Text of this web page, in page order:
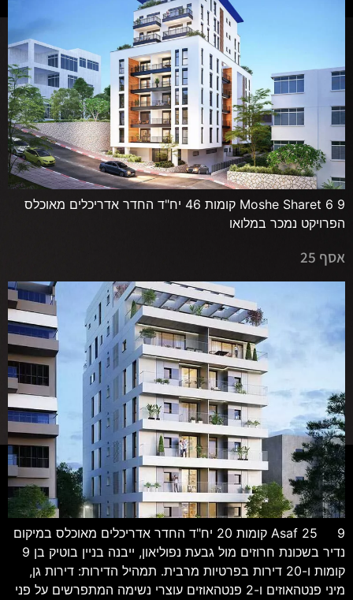
Moshe Sharet 6 9 קומות 46 יח"ד החדר אדריכלים מאוכלס
הפרויקט נמכר במלואו
אסף 25
Asaf 25 9 קומות 20 יח"ד החדר אדריכלים מאוכלס במיקום
נדיר בשכונת חרוזים מול גבעת נפוליאון, ייבנה בניין בוטיק בן 9
קומות ו-20 דירות בפרטיות מרבית. תמהיל הדירות: דירות גן,
מיני פנטהאוזים ו-2 פנטהאוזים עוצרי נשימה המתפרשים על פני